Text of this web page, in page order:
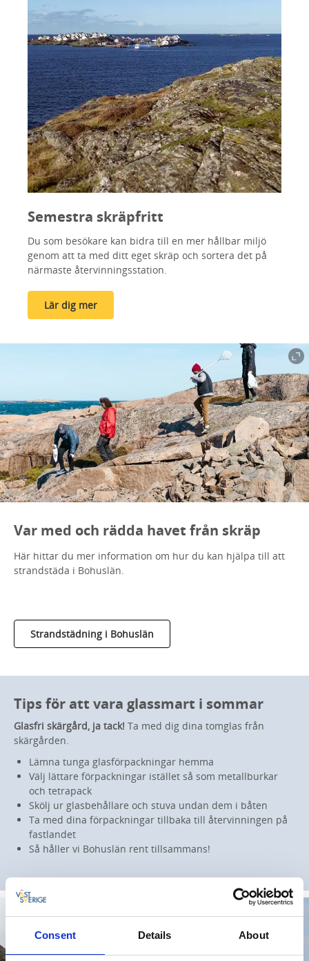
Consent Details About
Semestra skräpfritt
Du som besökare kan bidra till en mer hållbar miljö
genom att ta med ditt eget skräp och sortera det på
närmaste återvinningsstation.
Lär dig mer
Var med och rädda havet från skräp
Här hittar du mer information om hur du kan hjälpa till att
strandstäda i Bohuslän.
Strandstädning i Bohuslän
Tips för att vara glassmart i sommar
Glasfri skärgård, ja tack! Ta med dig dina tomglas från
skärgården.
Lämna tunga glasförpackningar hemma
Välj lättare förpackningar istället så som metallburkar
och tetrapack
Skölj ur glasbehållare och stuva undan dem i båten
Ta med dina förpackningar tillbaka till återvinningen på
fastlandet
Så håller vi Bohuslän rent tillsammans!